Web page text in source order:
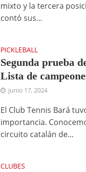
mixto y la tercera
contó sus...
PICKLEBALL
Segunda prueba
Lista de
junio 17, 2024
El Club Tennis Bará
importancia.
circuito catalán de...
CLUBES